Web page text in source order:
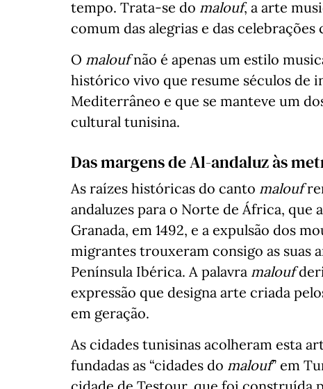
tempo. Trata-se do malouf, a arte
comum das alegrias e das
O maloufnão é apenas um estilo
histórico vivo que resume séculos de
Mediterrâneo e que se manteve um
cultural tunisina.
Das margens de Al-andaluz às
As raízes históricas do canto malouf
andaluzes para o Norte de África, que
Granada, em 1492, e a expulsão dos
migrantes trouxeram consigo as suas
Península Ibérica. A palavra malouf
expressão que designa arte criada
em geração.
As cidades tunisinas acolheram esta
fundadas as “cidades do malouf” em